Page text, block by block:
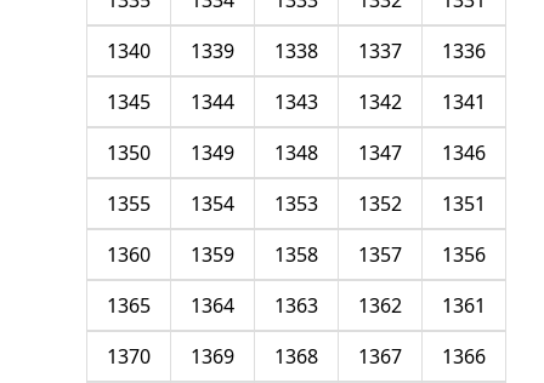
1336
1337
1338
1339
1340
1341
1342
1343
1344
1345
1346
1347
1348
1349
1350
1351
1352
1353
1354
1355
1356
1357
1358
1359
1360
1361
1362
1363
1364
1365
1366
1367
1368
1369
1370